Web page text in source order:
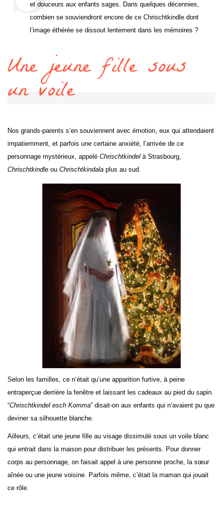
et douceurs aux enfants sages. Dans quelques décennies,
combien se souviendront encore de ce Chrischtkindle dont
l’image éthérée se dissout lentement dans les mémoires ?
Une jeune fille sous
un voile
Nos grands-parents s’en souviennent avec émotion, eux qui attendaient
impatiemment, et parfois une certaine anxiété, l’arrivée de ce
personnage mystérieux, appelé Chrischtkindel à Strasbourg,
Chrischtkindle ou Chrischtkindala plus au sud.
Selon les familles, ce n’était qu’une apparition furtive, à peine
entraperçue derrière la fenêtre et laissant les cadeaux au pied du sapin.
“Chrischtkindel esch Komma” disait-on aux enfants qui n’avaient pu que
deviner sa silhouette blanche.
Ailleurs, c’était une jeune fille au visage dissimulé sous un voile blanc
qui entrait dans la maison pour distribuer les présents. Pour donner
corps au personnage, on faisait appel à une personne proche, la sœur
aînée ou une jeune voisine. Parfois même, c’était la maman qui jouait
ce rôle.